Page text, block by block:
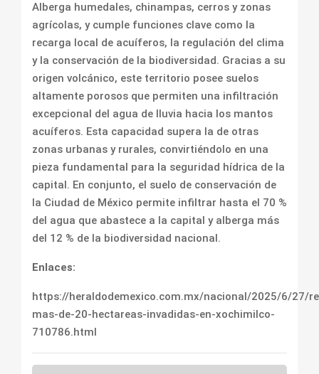
Alberga humedales, chinampas, cerros y zonas
agrícolas, y cumple funciones clave como la
recarga local de acuíferos, la regulación del clima
y la conservación de la biodiversidad. Gracias a su
origen volcánico, este territorio posee suelos
altamente porosos que permiten una infiltración
excepcional del agua de lluvia hacia los mantos
acuíferos. Esta capacidad supera la de otras
zonas urbanas y rurales, convirtiéndolo en una
pieza fundamental para la seguridad hídrica de la
capital. En conjunto, el suelo de conservación de
la Ciudad de México permite infiltrar hasta el 70 %
del agua que abastece a la capital y alberga más
del 12 % de la biodiversidad nacional.
Enlaces:
https://heraldodemexico.com.mx/nacional/2025/6/27/
mas-de-20-hectareas-invadidas-en-xochimilco-
710786.html